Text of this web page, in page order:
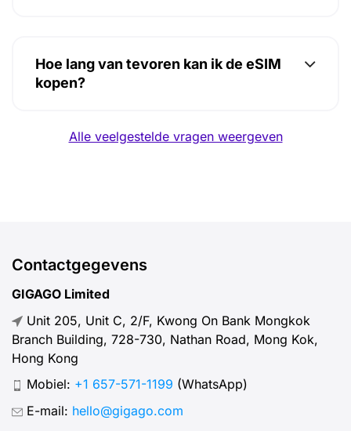
Hoe lang van tevoren kan ik de eSIM
kopen?
Alle veelgestelde vragen weergeven
Contactgegevens
GIGAGO Limited
Unit 205, Unit C, 2/F, Kwong On Bank Mongkok
Branch Building, 728-730, Nathan Road, Mong Kok,
Hong Kong
Mobiel: +1 657-571-1199 (WhatsApp)
E-mail: hello@gigago.com